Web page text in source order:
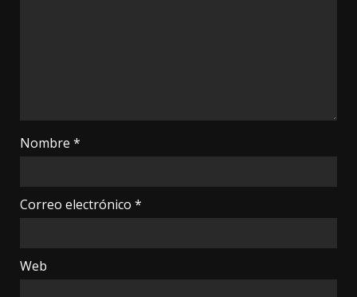
Nombre *
Correo electrónico *
Web